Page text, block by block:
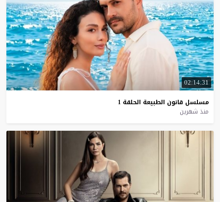
02:14:31
مسلسل قانون الطبيعة الحلقة 1
منذ شهرين